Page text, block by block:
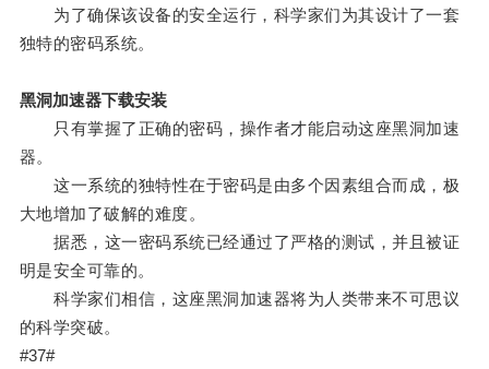
为了确保该设备的安全运行，科学家们为其设计了一套
独特的密码系统。
黑洞加速器下载安装
只有掌握了正确的密码，操作者才能启动这座黑洞加速
器。
这一系统的独特性在于密码是由多个因素组合而成，极
大地增加了破解的难度。
据悉，这一密码系统已经通过了严格的测试，并且被证
明是安全可靠的。
科学家们相信，这座黑洞加速器将为人类带来不可思议
的科学突破。
#37#